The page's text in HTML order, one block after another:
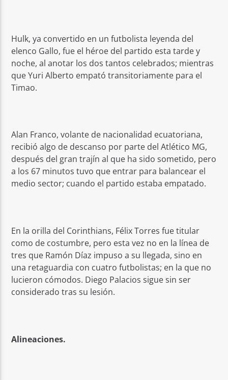
Hulk, ya convertido en un futbolista leyenda del
elenco Gallo, fue el héroe del partido esta tarde y
noche, al anotar los dos tantos celebrados; mientras
que Yuri Alberto empató transitoriamente para el
Timao.
Alan Franco, volante de nacionalidad ecuatoriana,
recibió algo de descanso por parte del Atlético MG,
después del gran trajín al que ha sido sometido, pero
a los 67 minutos tuvo que entrar para balancear el
medio sector; cuando el partido estaba empatado.
En la orilla del Corinthians, Félix Torres fue titular
como de costumbre, pero esta vez no en la línea de
tres que Ramón Díaz impuso a su llegada, sino en
una retaguardia con cuatro futbolistas; en la que no
lucieron cómodos. Diego Palacios sigue sin ser
considerado tras su lesión.
Alineaciones.